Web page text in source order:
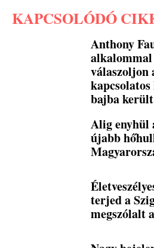
KAPCSOLÓDÓ
Anthony
válaszoljon
bajba került
Alig enyhül
újabb
terjed a
megszólalt